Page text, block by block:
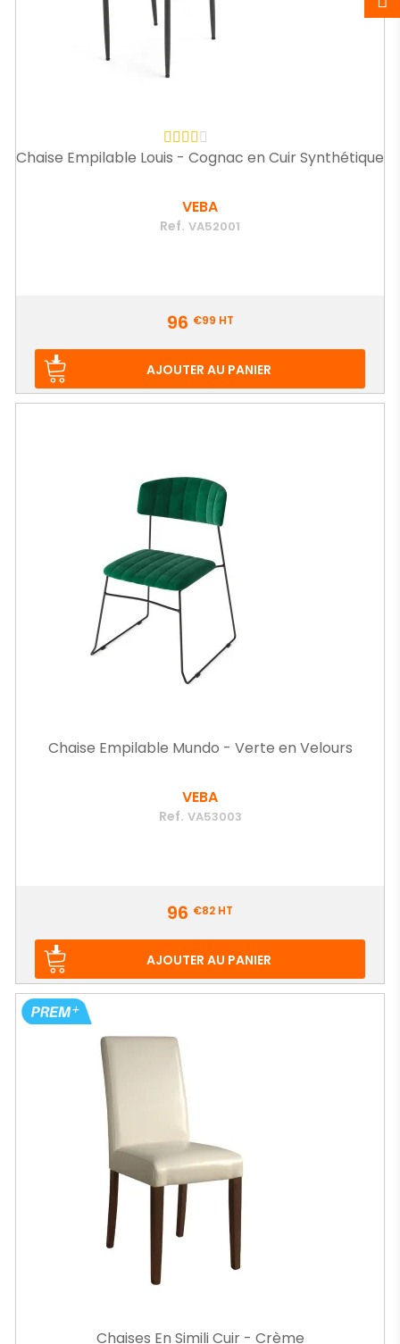
Chaise Empilable Louis - Cognac en Cuir Synthétique
VEBA
Ref. VA52001
96 €99 HT
AJOUTER AU PANIER
Chaise Empilable Mundo - Verte en Velours
VEBA
Ref. VA53003
96 €82 HT
AJOUTER AU PANIER
Chaises En Simili Cuir - Crème